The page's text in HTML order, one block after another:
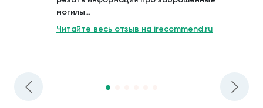
могилы...
Читайте весь отзыв на irecommend.ru